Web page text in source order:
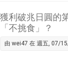
獲利破兆日圓的
「不挑食」？
由 wei47 在 週五, 07/